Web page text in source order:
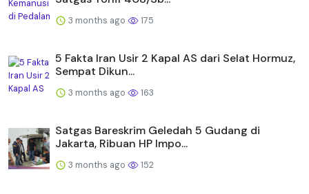
3 months ago 175
5 Fakta Iran Usir 2 Kapal AS dari Selat Hormuz,
Sempat Dikun...
3 months ago 163
Satgas Bareskrim Geledah 5 Gudang di
Jakarta, Ribuan HP Impo...
3 months ago 152